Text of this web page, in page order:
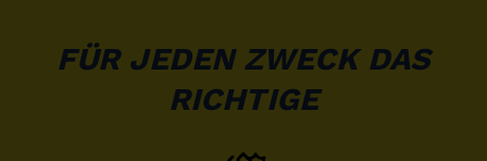
FÜR JEDEN ZWECK DAS
RICHTIGE